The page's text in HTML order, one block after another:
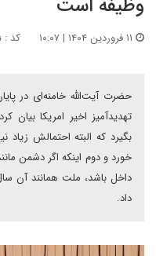
وظیفه است
کد : ۲۰۳۱۹۸۵
حضرت آیت‌الله خامنه‌ای در
تهدیدآمیز اخیر امریکا بیان
بگیرد که البته احتمالش
خورد و دوم اینکه اگر دشمن
داخل باشد، ملت همانند آن
داد.